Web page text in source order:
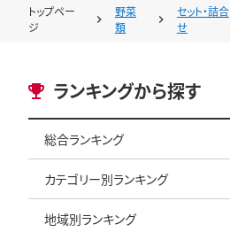
トップペー
ジ
野菜
類
セット・詰合
せ
ランキングから探す
総合ランキング
カテゴリー別ランキング
地域別ランキング